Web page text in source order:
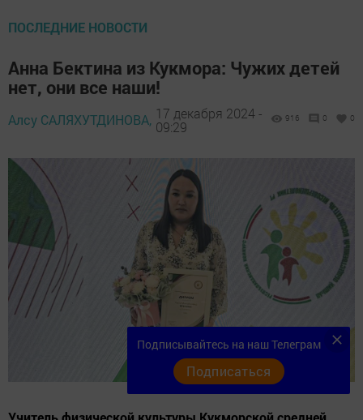
ПОСЛЕДНИЕ НОВОСТИ
Анна Бектина из Кукмора: Чужих детей
нет, они все наши!
Алсу САЛЯХУТДИНОВА, 17 декабря 2024 -
09:29
916 0 0
Подписывайтесь на наш Телеграм
Подписаться